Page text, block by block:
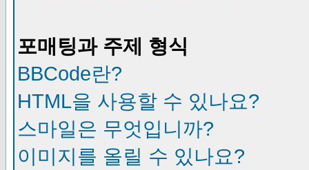
포매팅과 주제 형식
BBCode란?
HTML을 사용할 수 있나요?
스마일은 무엇입니까?
이미지를 올릴 수 있나요?